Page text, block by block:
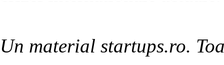
Un material startups.ro.